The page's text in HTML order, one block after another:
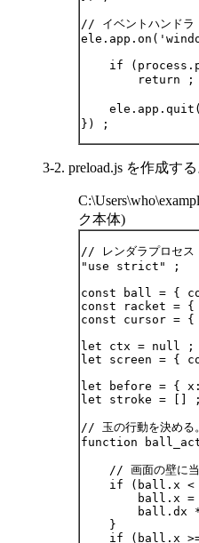
// イベントハンド
if
return ;
3-2. preload.js を作成する
ク本体)
// レンダラプロセ
"use strict" ;
const ball = {
const racket
const cursor =
let ctx = null ;
let screen = {
let before = {
let stroke = [] ;
// 玉の行動を決める。
function
// 画面の壁に当
if (ball.x <
ball.x =
ball.dx
    }
if (ball.x